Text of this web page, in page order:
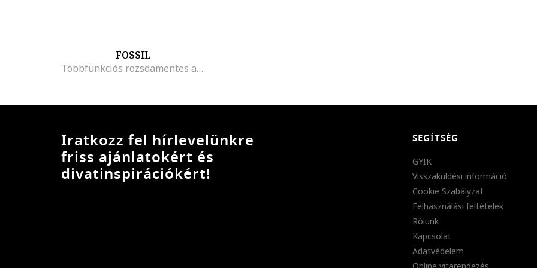
FOSSIL
Többfunkciós rozsdamentes acél karóra kristályokkal díszítve
Iratkozz fel hírlevelünkre
friss ajánlatokért és
divatinspirációkért!
SEGÍTSÉG
GYIK
Visszaküldési információ
Cookie Szabályzat
Felhasználási feltételek
Rólunk
Kapcsolat
Adatvédelem